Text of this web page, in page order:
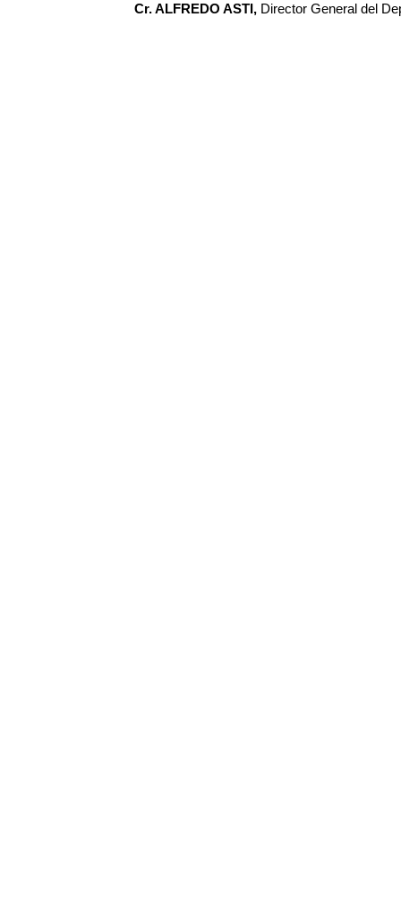
Cr. ALFREDO ASTI, Director General del